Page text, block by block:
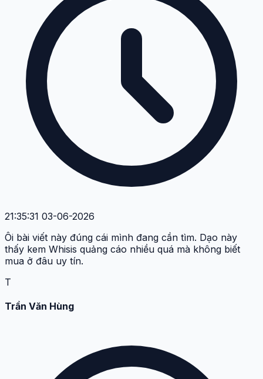
21:35:31 03-06-2026
Ôi bài viết này đúng cái mình đang cần tìm. Dạo này
thấy kem Whisis quảng cáo nhiều quá mà không biết
mua ở đâu uy tín.
T
Trần Văn Hùng